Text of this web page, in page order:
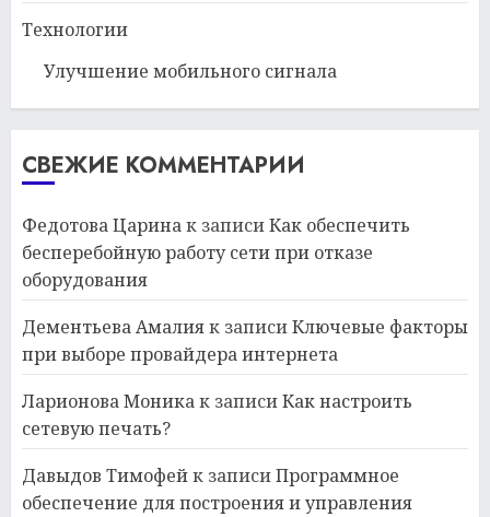
Технологии
Улучшение мобильного сигнала
СВЕЖИЕ КОММЕНТАРИИ
Федотова Царинак записиКак обеспечить
бесперебойную работу сети при отказе
оборудования
Дементьева Амалияк записиКлючевые факторы
при выборе провайдера интернета
Ларионова Моникак записиКак настроить
сетевую печать?
Давыдов Тимофейк записиПрограммное
обеспечение для построения и управления